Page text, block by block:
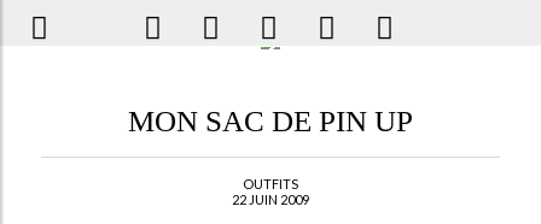
MON SAC DE PIN UP
OUTFITS
22 JUIN 2009